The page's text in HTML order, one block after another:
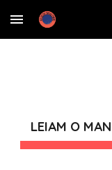
Skip to main content
LEIAM O